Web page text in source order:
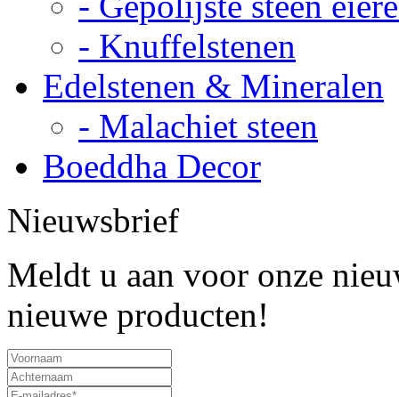
- Knuffelstenen
Edelstenen & Mineralen
- Malachiet steen
Boeddha Decor
Nieuwsbrief
Meldt u aan voor onze
nieuwe producten!